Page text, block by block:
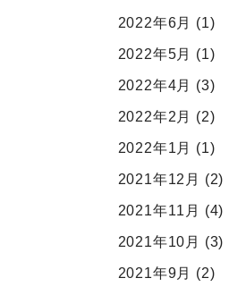
2022年6月 (1)
2022年5月 (1)
2022年4月 (3)
2022年2月 (2)
2022年1月 (1)
2021年12月 (2)
2021年11月 (4)
2021年10月 (3)
2021年9月 (2)